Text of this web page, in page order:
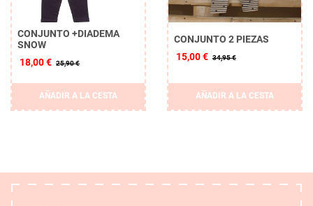
CONJUNTO +DIADEMA
SNOW
18,00 € 25,90 €
AÑADIR A LA CESTA
CONJUNTO 2 PIEZAS
15,00 € 34,95 €
AÑADIR A LA CESTA